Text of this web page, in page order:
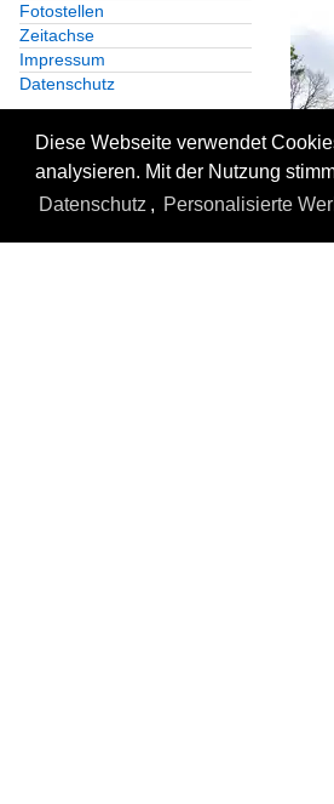
Fotostellen
Zeitachse
Impressum
Datenschutz
Diese Webseite verwendet
analysieren. Mit der Nutzung
Datenschutz , Personalisierte